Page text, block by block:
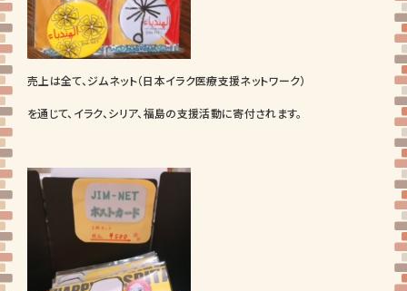
売上は全て、ジムネット（日本イラク医療支援ネットワーク）
を通じて、イラク、シリア、福島の支援活動に寄付されます。